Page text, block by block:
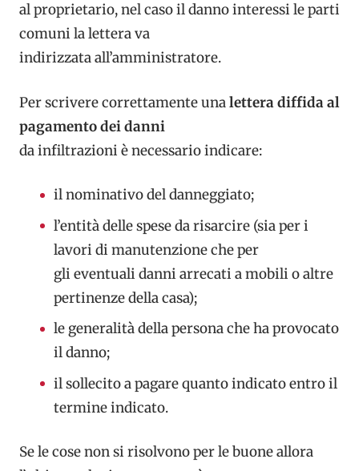
al proprietario, nel caso il danno interessi le parti
comuni la lettera va
indirizzata all’amministratore.
Per scrivere correttamente unalettera diffida al
pagamento dei danni
da infiltrazioni è necessario indicare:
il nominativo del danneggiato;
l’entità delle spese da risarcire (sia per i
lavori di manutenzione che per
gli eventuali danni arrecati a mobili o altre
pertinenze della casa);
le generalità della persona che ha provocato
il danno;
il sollecito a pagare quanto indicato entro il
termine indicato.
Se le cose non si risolvono per le buone allora